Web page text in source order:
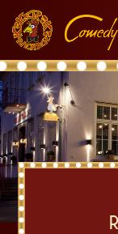
Hauptnavigation
Inhalt
Fußnavigation
K
a